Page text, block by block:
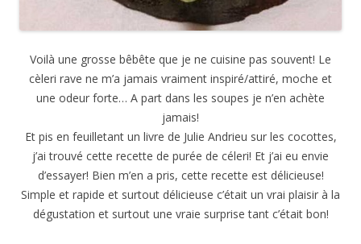
Voilà une grosse bêbête que je ne cuisine pas souvent! Le
cèleri rave ne m’a jamais vraiment inspiré/attiré, moche et
une odeur forte… A part dans les soupes je n’en achète
jamais!
Et pis en feuilletant un livre de Julie Andrieu sur les cocottes,
j’ai trouvé cette recette de purée de céleri! Et j’ai eu envie
d’essayer! Bien m’en a pris, cette recette est délicieuse!
Simple et rapide et surtout délicieuse c’était un vrai plaisir à la
dégustation et surtout une vraie surprise tant c’était bon!